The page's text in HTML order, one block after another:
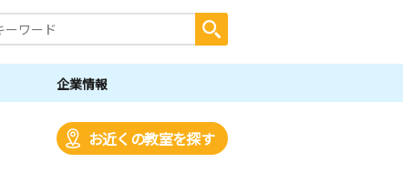
企業情報
お近くの教室を探す